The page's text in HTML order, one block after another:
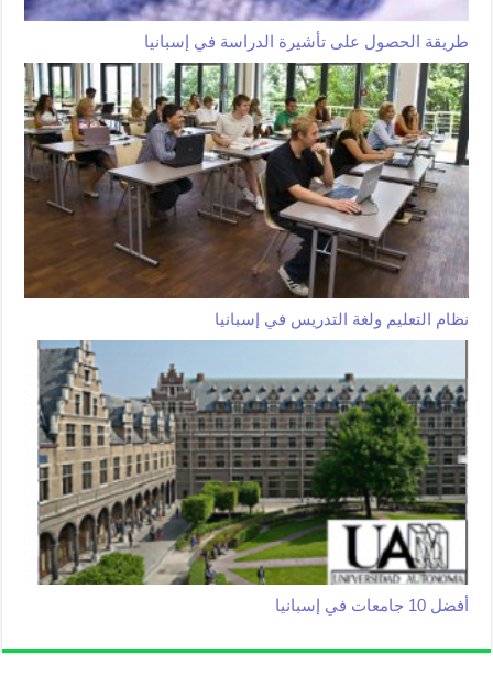
طريقة الحصول على تأشيرة الدراسة في إسبانيا
نظام التعليم ولغة التدريس في إسبانيا
أفضل 10 جامعات في إسبانيا